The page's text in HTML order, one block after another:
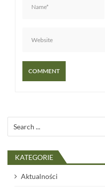
for:
KATEGORIE
Aktualności